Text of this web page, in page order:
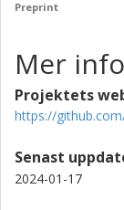
Preprint
Mer
Projektets
https://
Senast
2024-01-17